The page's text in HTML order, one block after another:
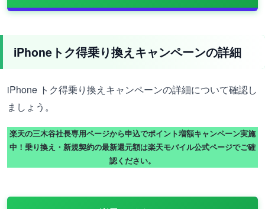
iPhoneトク得乗り換えキャンペーンの詳細
iPhone トク得乗り換えキャンペーンの詳細について確認し
ましょう。
楽天の三木谷社長専用ページから申込でポイント増額キャンペーン実施
中！乗り換え・新規契約の最新還元額は楽天モバイル公式ページでご確
認ください。